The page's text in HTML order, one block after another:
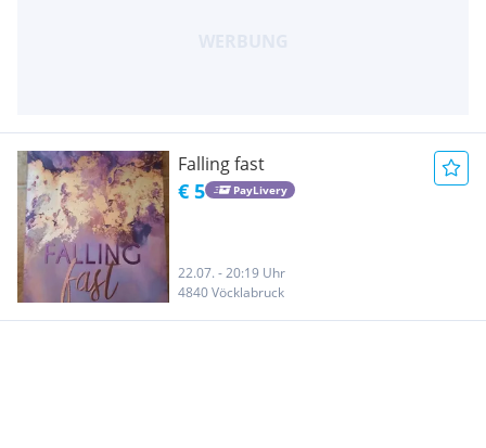
Falling fast
€ 5 PayLivery
22.07. - 20:19 Uhr
4840 Vöcklabruck